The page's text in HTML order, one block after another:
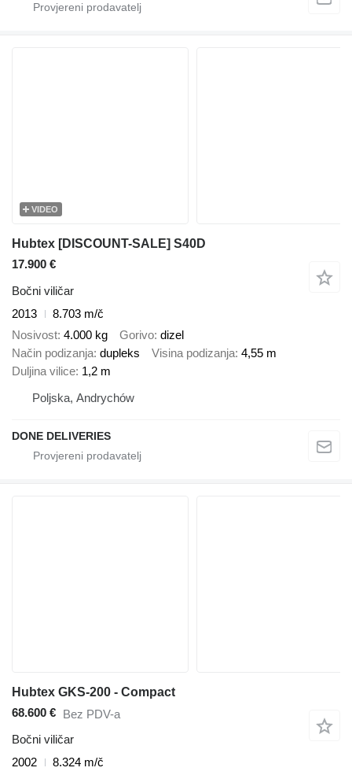
VIDEO
Hubtex [DISCOUNT-SALE] S40D
17.900 €
Bočni viličar
2013
8.703 m/č
Nosivost 4.000 kg Gorivo dizel
Način podizanja dupleks Visina podizanja 4,55 m
Duljina vilice 1,2 m
Poljska, Andrychów
DONE DELIVERIES
Hubtex GKS-200 - Compact
68.600 € Bez PDV-a
Bočni viličar
2002
8.324 m/č